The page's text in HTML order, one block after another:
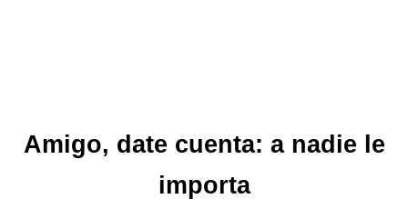
Amigo, date cuenta: a nadie le
importa